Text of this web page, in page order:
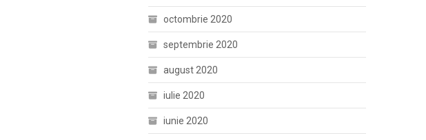
octombrie 2020
septembrie 2020
august 2020
iulie 2020
iunie 2020